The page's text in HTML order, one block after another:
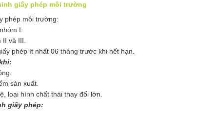
giấy phép môi trường
phép môi trường:
I.
và III.
phép ít nhất 06 tháng trước khi hết hạn.
sản xuất.
loại hình chất thải thay đổi lớn.
giấy phép: